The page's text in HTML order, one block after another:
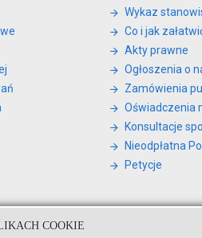
Wykaz
Co i jak
Akty prawne
Ogłoszenia o
Zamówienia
Oświadczenia
Konsultacje
Nieodpłatna
Petycje
COOKIE